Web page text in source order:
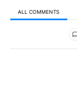
ALL COMMENTS
All Comments